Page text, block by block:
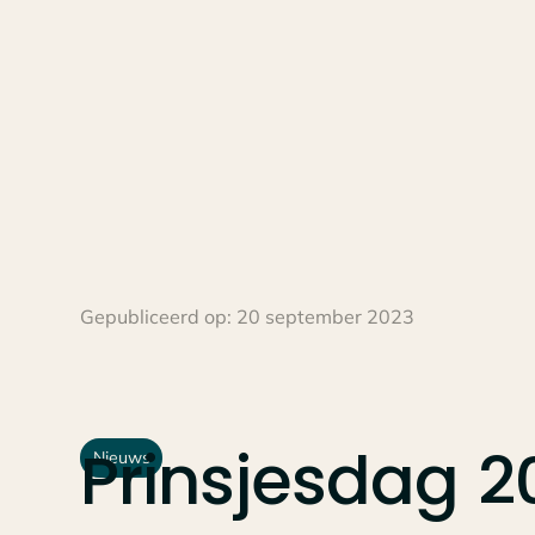
Gepubliceerd op: 20 september 2023
Prinsjesdag
Nieuws